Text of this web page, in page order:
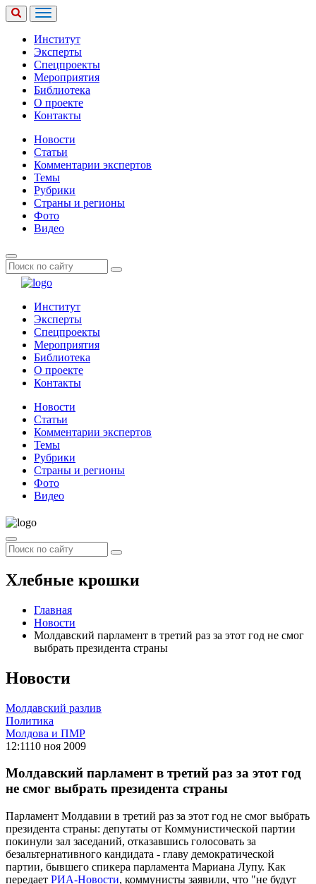
Институт
Эксперты
Спецпроекты
Мероприятия
Библиотека
О проекте
Контакты
Новости
Статьи
Комментарии экспертов
Темы
Рубрики
Страны и регионы
Фото
Видео
Институт
Эксперты
Спецпроекты
Мероприятия
Библиотека
О проекте
Контакты
Новости
Статьи
Комментарии экспертов
Темы
Рубрики
Страны и регионы
Фото
Видео
Хлебные крошки
Главная
Новости
Молдавский парламент в третий раз за этот год не смог
выбрать президента страны
Новости
Молдавский разлив
Политика
Молдова и ПМР
12:1110 ноя 2009
Молдавский парламент в третий раз за этот год
не смог выбрать президента страны
Парламент Молдавии в третий раз за этот год не смог выбрать
президента страны: депутаты от Коммунистической партии
покинули зал заседаний, отказавшись голосовать за
безальтернативного кандидата - главу демократической
партии, бывшего спикера парламента Мариана Лупу. Как
передает РИА-Новости, коммунисты заявили, что "не будут